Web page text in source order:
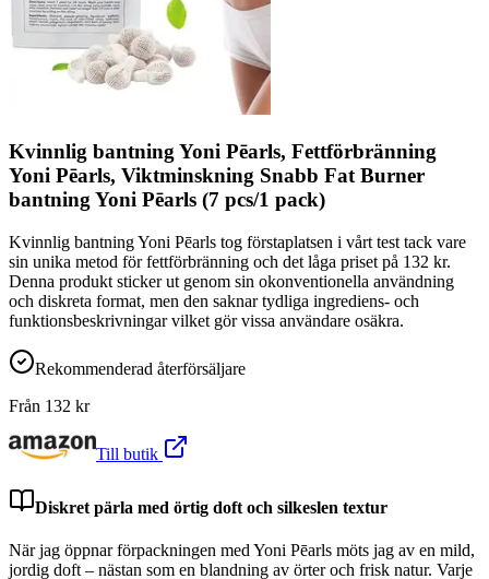
Kvinnlig bantning Yoni Pēarls, Fettförbränning
Yoni Pēarls, Viktminskning Snabb Fat Burner
bantning Yoni Pēarls (7 pcs/1 pack)
Kvinnlig bantning Yoni Pēarls tog förstaplatsen i vårt test tack vare
sin unika metod för fettförbränning och det låga priset på 132 kr.
Denna produkt sticker ut genom sin okonventionella användning
och diskreta format, men den saknar tydliga ingrediens- och
funktionsbeskrivningar vilket gör vissa användare osäkra.
Rekommenderad återförsäljare
Från 132 kr
Till butik
Diskret pärla med örtig doft och silkeslen textur
När jag öppnar förpackningen med Yoni Pēarls möts jag av en mild,
jordig doft – nästan som en blandning av örter och frisk natur. Varje